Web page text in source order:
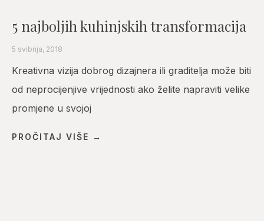
5 najboljih kuhinjskih transformacija
5 svibnja, 2018
Kreativna vizija dobrog dizajnera ili graditelja može biti
od neprocijenjive vrijednosti ako želite napraviti velike
promjene u svojoj
PROČITAJ VIŠE →